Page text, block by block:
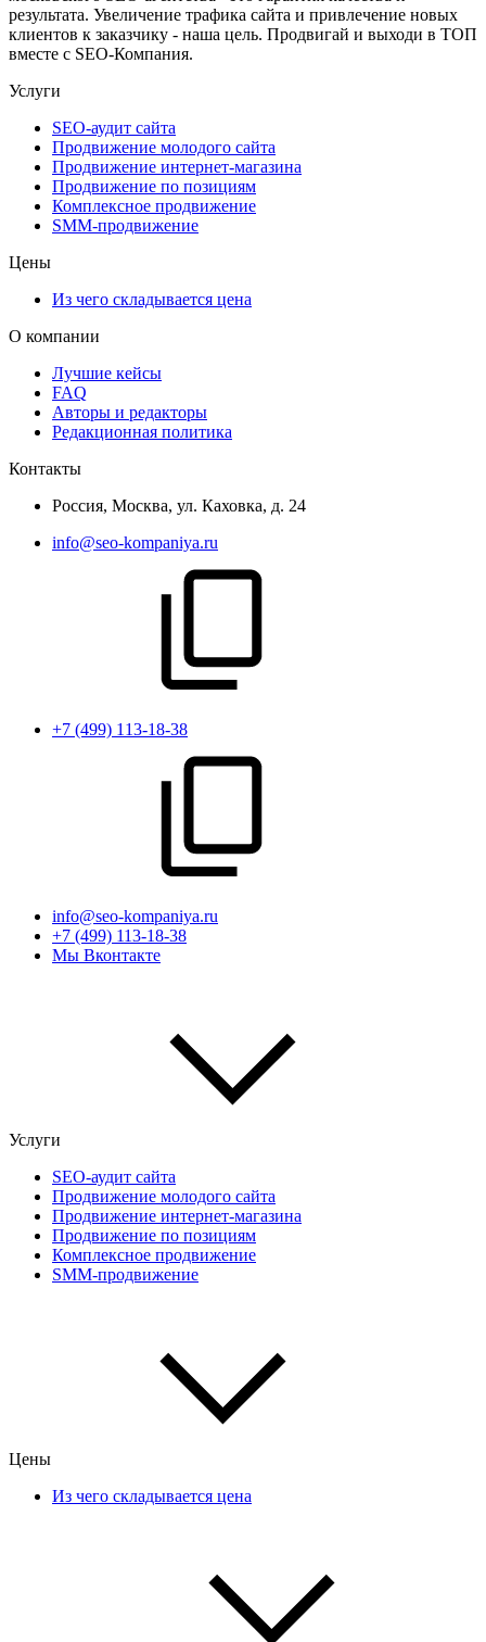
результата. Увеличение трафика сайта и привлечение новых
клиентов к заказчику - наша цель. Продвигай и выходи в ТОП
вместе с SEO-Компания.
Услуги
SEO-аудит сайта
Продвижение молодого сайта
Продвижение интернет-магазина
Продвижение по позициям
Комплексное продвижение
SMM-продвижение
Цены
Из чего складывается цена
О компании
Лучшие кейсы
FAQ
Авторы и редакторы
Редакционная политика
Контакты
Россия, Москва, ул. Каховка, д. 24
info@seo-kompaniya.ru
+7 (499) 113-18-38
info@seo-kompaniya.ru
+7 (499) 113-18-38
Мы Вконтакте
Услуги
SEO-аудит сайта
Продвижение молодого сайта
Продвижение интернет-магазина
Продвижение по позициям
Комплексное продвижение
SMM-продвижение
Цены
Из чего складывается цена